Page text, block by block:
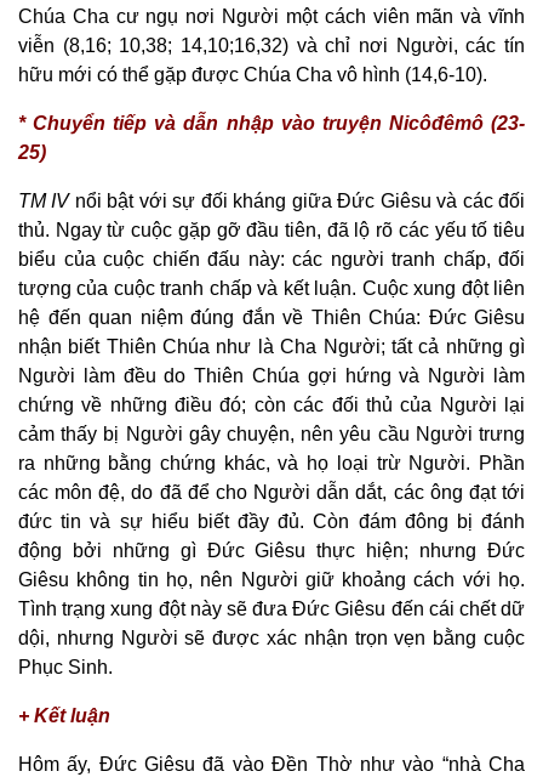
Chúa Cha cư ngụ nơi Người một cách viên mãn và vĩnh
viễn (8,16; 10,38; 14,10;16,32) và chỉ nơi Người, các tín
hữu mới có thể gặp được Chúa Cha vô hình (14,6-10).
* Chuyển tiếp và dẫn nhập vào truyện Nicôđêmô (23-
25)
TM IVnổi bật với sự đối kháng giữa Đức Giêsu và các đối
thủ. Ngay từ cuộc gặp gỡ đầu tiên, đã lộ rõ các yếu tố tiêu
biểu của cuộc chiến đấu này: các người tranh chấp, đối
tượng của cuộc tranh chấp và kết luận. Cuộc xung đột liên
hệ đến quan niệm đúng đắn về Thiên Chúa: Đức Giêsu
nhận biết Thiên Chúa như là Cha Người; tất cả những gì
Người làm đều do Thiên Chúa gợi hứng và Người làm
chứng về những điều đó; còn các đối thủ của Người lại
cảm thấy bị Người gây chuyện, nên yêu cầu Người trưng
ra những bằng chứng khác, và họ loại trừ Người. Phần
các môn đệ, do đã để cho Người dẫn dắt, các ông đạt tới
đức tin và sự hiểu biết đầy đủ. Còn đám đông bị đánh
động bởi những gì Đức Giêsu thực hiện; nhưng Đức
Giêsu không tin họ, nên Người giữ khoảng cách với họ.
Tình trạng xung đột này sẽ đưa Đức Giêsu đến cái chết dữ
dội, nhưng Người sẽ được xác nhận trọn vẹn bằng cuộc
Phục Sinh.
+ Kết luận
Hôm ấy, Đức Giêsu đã vào Đền Thờ như vào “nhà Cha